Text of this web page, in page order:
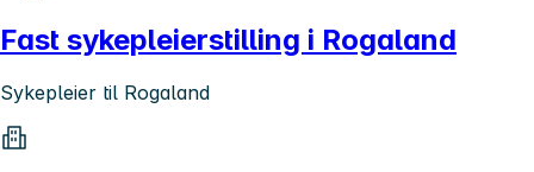
Fast sykepleierstilling i Rogaland
Sykepleier til Rogaland